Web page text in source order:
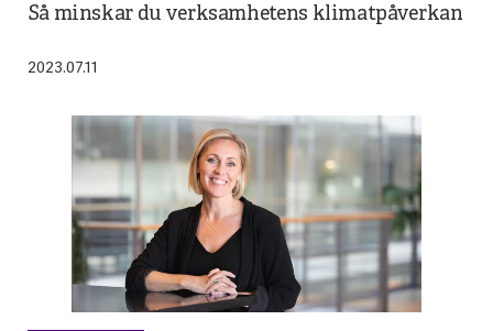
Så minskar du verksamhetens klimatpåverkan
2023.07.11